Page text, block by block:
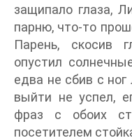
защипало глаза,
парню, что-то
Парень, скосив
опустил
едва не сбив с
выйти не успел,
фраз с обоих
посетителем